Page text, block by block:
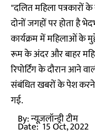
"दलित महिला
दोनों जगहों पर होता है
कार्यक्रम में महिलाओं के
रूम के अंदर और बाहर
रिपोर्टिंग के दौरान आने
संबंधित खबरों के पेश करने
गई.
By:न्यूज़लॉन्ड्री टीम
Date: 15 Oct, 2022